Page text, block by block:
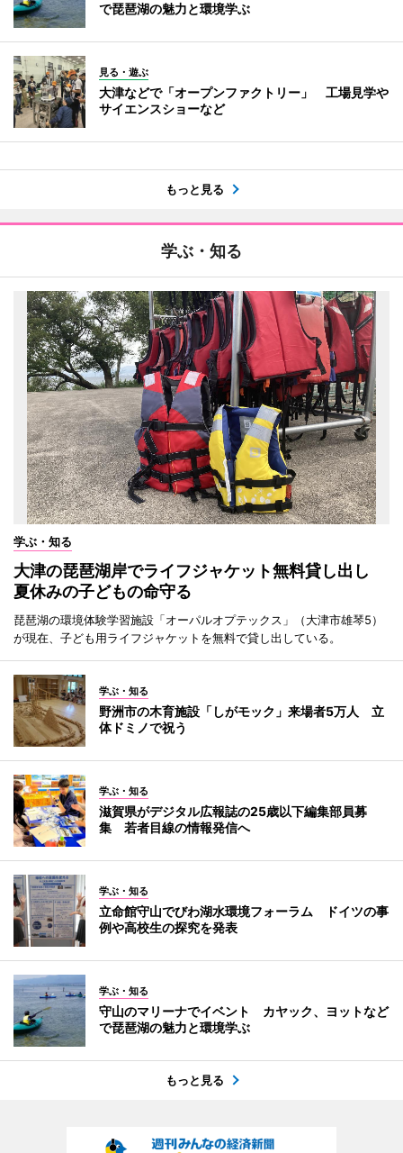
で琵琶湖の魅力と環境学ぶ
見る・遊ぶ
大津などで「オープンファクトリー」 工場見学や
サイエンスショーなど
もっと見る
学ぶ・知る
学ぶ・知る
大津の琵琶湖岸でライフジャケット無料貸し出し
夏休みの子どもの命守る
琵琶湖の環境体験学習施設「オーパルオプテックス」（大津市雄琴5）
が現在、子ども用ライフジャケットを無料で貸し出している。
学ぶ・知る
野洲市の木育施設「しがモック」来場者5万人 立
体ドミノで祝う
学ぶ・知る
滋賀県がデジタル広報誌の25歳以下編集部員募
集 若者目線の情報発信へ
学ぶ・知る
立命館守山でびわ湖水環境フォーラム ドイツの事
例や高校生の探究を発表
学ぶ・知る
守山のマリーナでイベント カヤック、ヨットなど
で琵琶湖の魅力と環境学ぶ
もっと見る